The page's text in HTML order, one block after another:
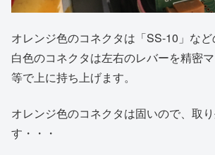
オレンジ色のコネクタは「SS-10」など
白色のコネクタは左右のレバーを精密
等で上に持ち上げます。
オレンジ色のコネクタは固いので、取
す・・・